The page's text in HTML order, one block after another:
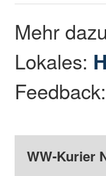
Mehr
Lokales:
Feedback:
WW-Kurier